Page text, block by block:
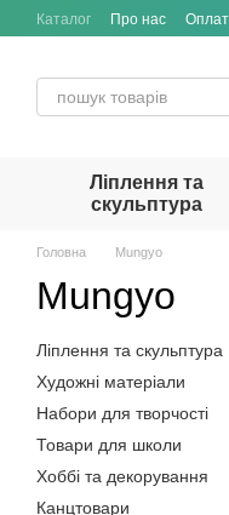
Перейти до основного
Каталог Про нас
Ліплення та
скульптура
Головна Mungyo
Mungyo
Ліплення та скульптура
Художні матеріали
Набори для творчості
Товари для школи
Хоббі та декорування
Канцтовари